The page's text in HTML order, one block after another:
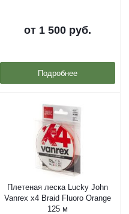
от 1 500 руб.
Подробнее
Плетеная леска Lucky John
Vanrex x4 Braid Fluoro Orange
125 м